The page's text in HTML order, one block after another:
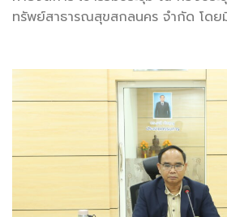
วันที่ 4 สิงหาคม 2569 สหกรณ์ออมท
สกลนคร จำกัด จัดประชุมคณะอนุกรรม
6/2569 โดย ดร.ธานี ก่อบุญ ประธานก
การประชุมคณะอนุกรรมการการลงทุน
แก้วสุข หัวหน้าฝ่ายบัญชี รักษาการผู้จัด
เข้าร่วมประชุม โดยมีวาระดังนี้ อ่านต่อ